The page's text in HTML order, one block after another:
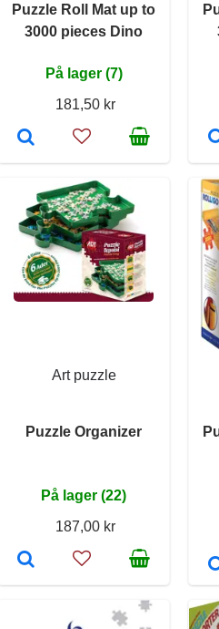
Puzzle Roll Mat up to
3000 pieces Dino
På lager (7)
181,50 kr
Art puzzle
Puzzle Organizer
På lager (22)
187,00 kr